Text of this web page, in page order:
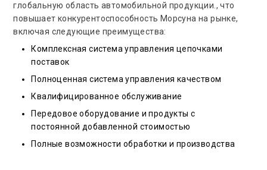
глобальную область автомобильной продукции., что
повышает конкурентоспособность Морсуна на рынке,
включая следующие преимущества:
Комплексная система управления цепочками
поставок
Полноценная система управления качеством
Квалифицированное обслуживание
Передовое оборудование и продукты с
постоянной добавленной стоимостью
Полные возможности обработки и производства